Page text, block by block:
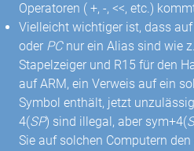
Operatoren ( +, -, <<, etc.)
Vielleicht wichtiger ist, dass
oder PCnur ein Alias ​​sind wie z.
Stapelzeiger und R15 für den
auf ARM, ein Verweis auf ein
Symbol enthält, jetzt
4(SP) sind illegal, aber sym+4(
Sie auf solchen Computern